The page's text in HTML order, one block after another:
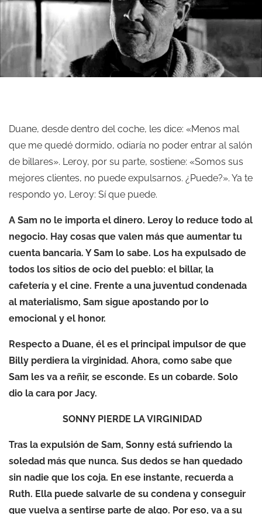
Duane, desde dentro del coche, les dice: «Menos mal
que me quedé dormido, odiaría no poder entrar al salón
de billares». Leroy, por su parte, sostiene: «Somos sus
mejores clientes, no puede expulsarnos. ¿Puede?». Ya te
respondo yo, Leroy: Sí que puede.
A Sam no le importa el dinero. Leroy lo reduce todo al
negocio. Hay cosas que valen más que aumentar tu
cuenta bancaria. Y Sam lo sabe. Los ha expulsado de
todos los sitios de ocio del pueblo: el billar, la
cafetería y el cine. Frente a una juventud condenada
al materialismo, Sam sigue apostando por lo
emocional y el honor.
Respecto a Duane, él es el principal impulsor de que
Billy perdiera la virginidad. Ahora, como sabe que
Sam les va a reñir, se esconde. Es un cobarde. Solo
dio la cara por Jacy.
SONNY PIERDE LA VIRGINIDAD
Tras la expulsión de Sam, Sonny está sufriendo la
soledad más que nunca. Sus dedos se han quedado
sin nadie que los coja. En ese instante, recuerda a
Ruth. Ella puede salvarle de su condena y conseguir
que vuelva a sentirse parte de algo. Por eso, va a su